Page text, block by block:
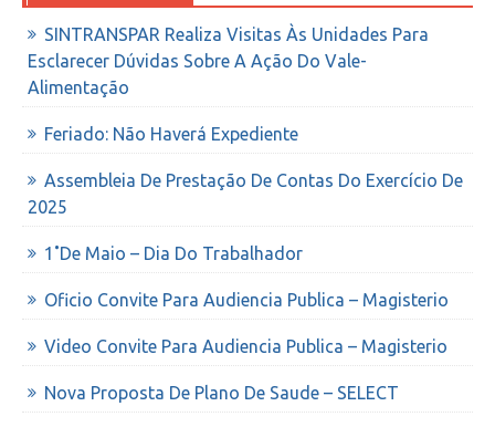
SINTRANSPAR Realiza Visitas Às Unidades Para
Esclarecer Dúvidas Sobre A Ação Do Vale-
Alimentação
Feriado: Não Haverá Expediente
Assembleia De Prestação De Contas Do Exercício De
2025
1˚de Maio – Dia Do Trabalhador
Oficio Convite Para Audiencia Publica – Magisterio
Video Convite Para Audiencia Publica – Magisterio
Nova Proposta De Plano De Saude – SELECT